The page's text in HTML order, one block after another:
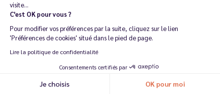
visite...
C'est OK pour vous ?
Pour modifier vos préférences par la suite, cliquez sur le lien
'Préférences de cookies' situé dans le pied de page.
Lire la politique de confidentialité
Consentements certifiés par
Je choisis OK pour moi
Existe-t-il des puffs françaises ?
Combien coûte une puff et où acheter sa
puff au meilleur prix ?
Recommander ma dernière commande